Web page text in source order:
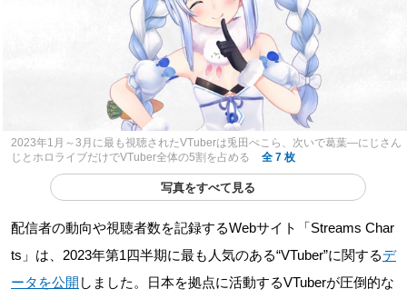
2023年1月～3月に最も視聴されたVTuberは兎田ぺこら、次いで葛葉―にじさん
じとホロライブだけでVTuber全体の5割を占める
全 7 枚
写真をすべて見る
配信者の動向や視聴者数を記録するWebサイト「Streams Char
ts」は、2023年第1四半期に最も人気のある“VTuber”に関するデ
ータを公開 しました。日本を拠点に活動するVTuberが圧倒的な